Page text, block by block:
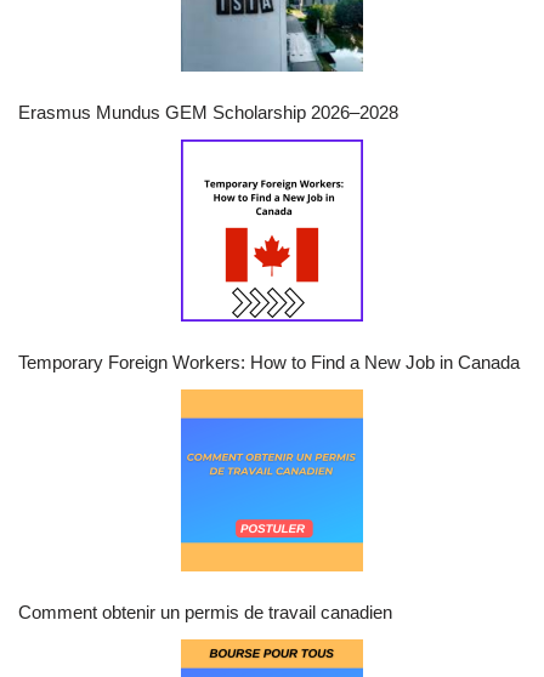
Erasmus Mundus GEM Scholarship 2026–2028
Temporary Foreign Workers: How to Find a New Job in Canada
Comment obtenir un permis de travail canadien